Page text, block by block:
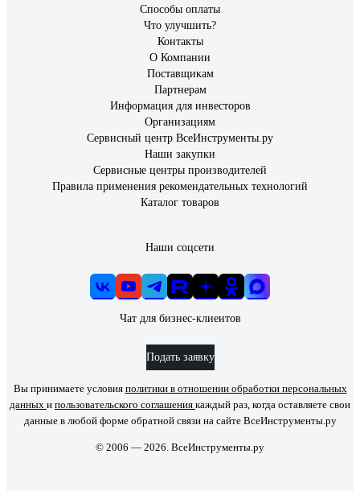
Способы оплаты
Что улучшить?
Контакты
О Компании
Поставщикам
Партнерам
Информация для инвесторов
Организациям
Сервисный центр ВсеИнструменты.ру
Наши закупки
Сервисные центры производителей
Правила применения рекомендательных технологий
Каталог товаров
Наши соцсети
Чат для бизнес-клиентов
Подать заявку
Вы принимаете условия политики в отношении обработки персональных
данных и пользовательского соглашения каждый раз, когда оставляете свои
данные в любой форме обратной связи на сайте ВсеИнструменты.ру
© 2006 — 2026. ВсеИнструменты.ру